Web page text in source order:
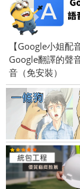
【Google小姐配
Google翻譯的聲
音（免安裝）